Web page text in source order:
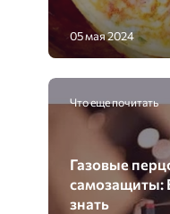
05 мая 2024
Что еще почитать
Газовые
самозащиты:
знать